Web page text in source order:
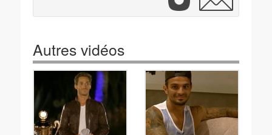
Autres vidéos